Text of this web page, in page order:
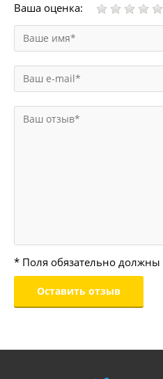
Ваша оценка:
* Поля обязательно